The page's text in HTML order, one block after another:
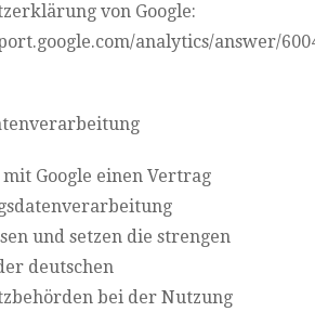
von Google:
analytics/answer/
Google einen Vertrag
und setzen die strengen
deutschen
bei der Nutzung